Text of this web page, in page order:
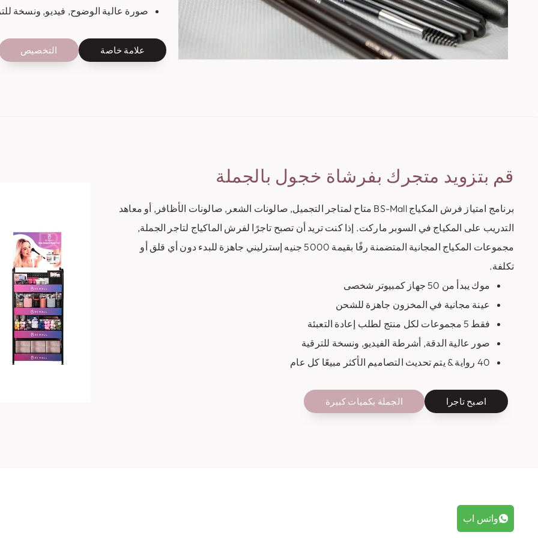
صورة عالية الوضوح, فيديو, ونسخة
علامة خاصة التخصيص
قم بتزويد متجرك بفرشاة خجول بالجملة
برنامج امتياز فرش المكياج BS-Mall متاح لمتاجر التجميل, صالونات الشعر, صالونات الأظافر, أو معاهد
التدريب على المكياج في السوبر ماركت. إذا كنت تريد أن تصبح تاجرًا لفرش الماكياج لتاجر الجملة,
مجموعات المكياج المجانية المتضمنة رفًا بقيمة 5000 جنيه إسترليني جاهزة للبدء دون أي قلق أو
تكلفة.
موك يبدأ من 50 جهاز كمبيوتر شخصى
عينة مجانية في المخزون جاهزة للشحن
فقط 5 مجموعات لكل منتج لطلب إعادة التعبئة
صور عالية الدقة, أشرطة الفيديو, ونسخة للترقية
40 رواية & يتم تحديث التصاميم الأكثر مبيعًا كل عام
اصبح تاجرا الجملة بكميات كبيرة
واتس اب